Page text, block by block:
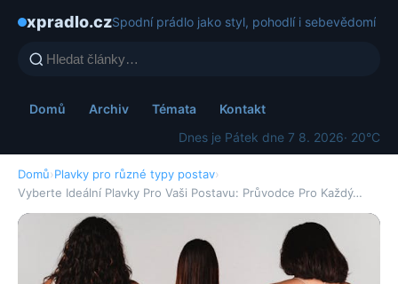
xpradlo.czSpodní prádlo jako styl, pohodlí i sebevědomí
Domů Archiv Témata
Kontakt
Dnes je Pátek dne 7 8. 2026· 20°C
Domů›Plavky pro různé typy postav›
Vyberte Ideální Plavky Pro Vaši Postavu: Průvodce Pro Každý…